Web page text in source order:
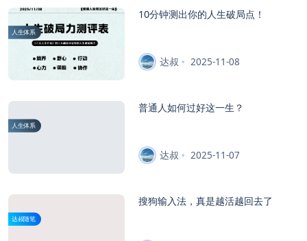
人生体系
10分钟测出你的人生破局点！
达叔 2025-11-08
人生体系
普通人如何过好这一生？
达叔 2025-11-07
达叔随笔
搜狗输入法，真是越活越回去了